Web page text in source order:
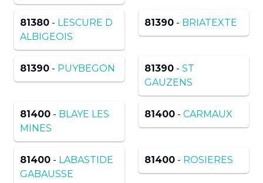
81380 - LESCURE D
ALBIGEOIS
81390 - BRIATEXTE
81390 - PUYBEGON 81390 - ST
GAUZENS
81400 - BLAYE LES
MINES
81400 - CARMAUX
81400 - LABASTIDE
GABAUSSE
81400 - ROSIERES